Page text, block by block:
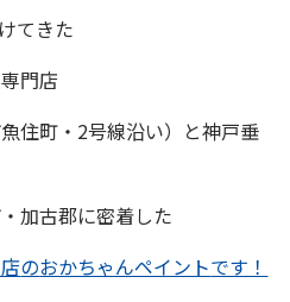
てきた
門店
魚住町・2号線沿い）と神戸垂
加古郡に密着した
のおかちゃんペイントです！